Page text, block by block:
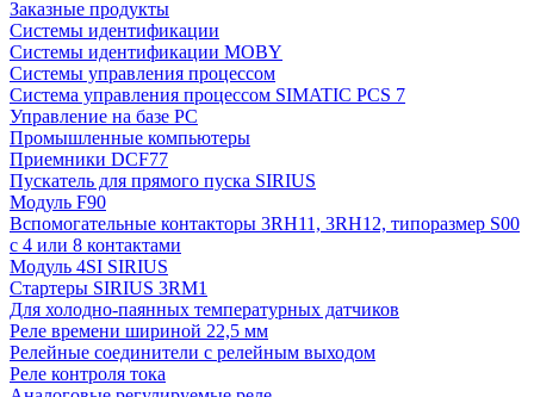
Заказные продукты
Системы идентификации
Системы идентификации MOBY
Системы управления процессом
Система управления процессом SIMATIC PCS 7
Управление на базе РС
Промышленные компьютеры
Приемники DCF77
Пускатель для прямого пуска SIRIUS
Модуль F90
Вспомогательные контакторы 3RH11, 3RH12, типоразмер S00
с 4 или 8 контактами
Модуль 4SI SIRIUS
Стартеры SIRIUS 3RM1
Для холодно-паянных температурных датчиков
Реле времени шириной 22,5 мм
Релейные соединители с релейным выходом
Реле контроля тока